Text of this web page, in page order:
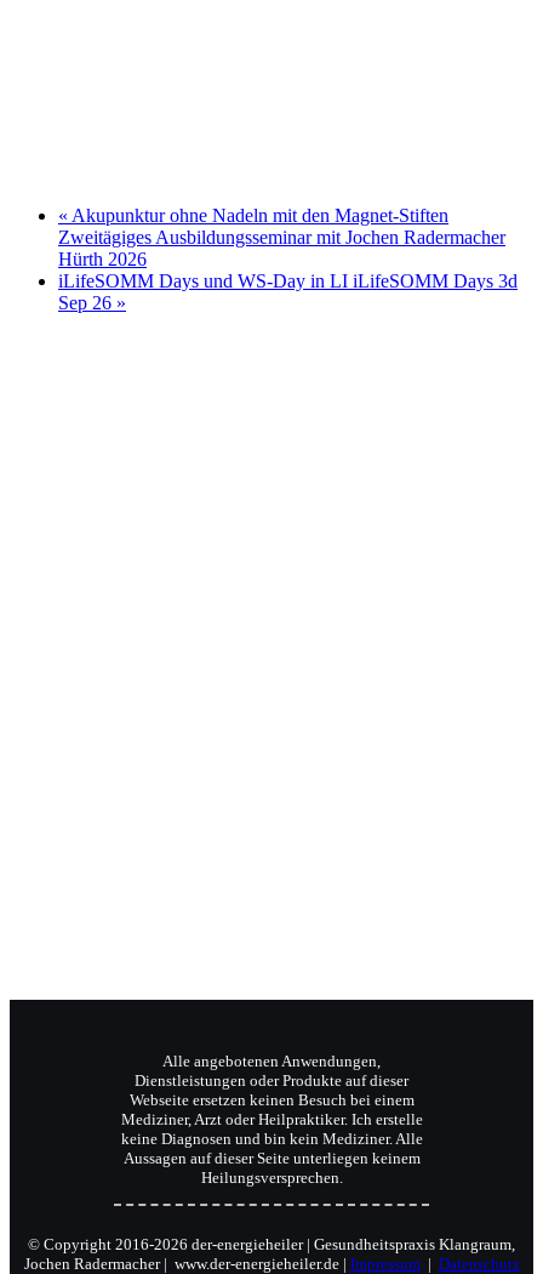
« Akupunktur ohne Nadeln mit den Magnet-Stiften
Zweitägiges Ausbildungsseminar mit Jochen Radermacher
Hürth 2026
iLifeSOMM Days und WS-Day in LI iLifeSOMM Days 3d
Sep 26 »
Alle angebotenen Anwendungen,
Dienstleistungen oder Produkte auf dieser
Webseite ersetzen keinen Besuch bei einem
Mediziner, Arzt oder Heilpraktiker. Ich erstelle
keine Diagnosen und bin kein Mediziner. Alle
Aussagen auf dieser Seite unterliegen keinem
Heilungsversprechen.
© Copyright 2016-2026 der-energieheiler | Gesundheitspraxis Klangraum,
Jochen Radermacher | www.der-energieheiler.de | Impressum| Datenschutz